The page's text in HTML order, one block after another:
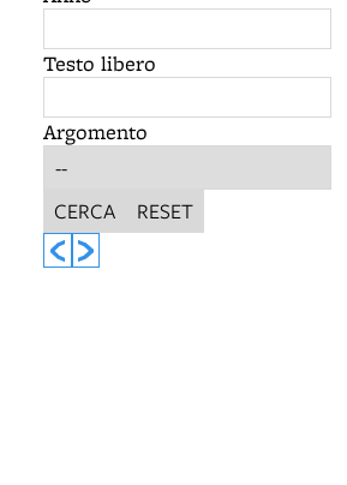
Testo libero
Argomento
CERCA RESET